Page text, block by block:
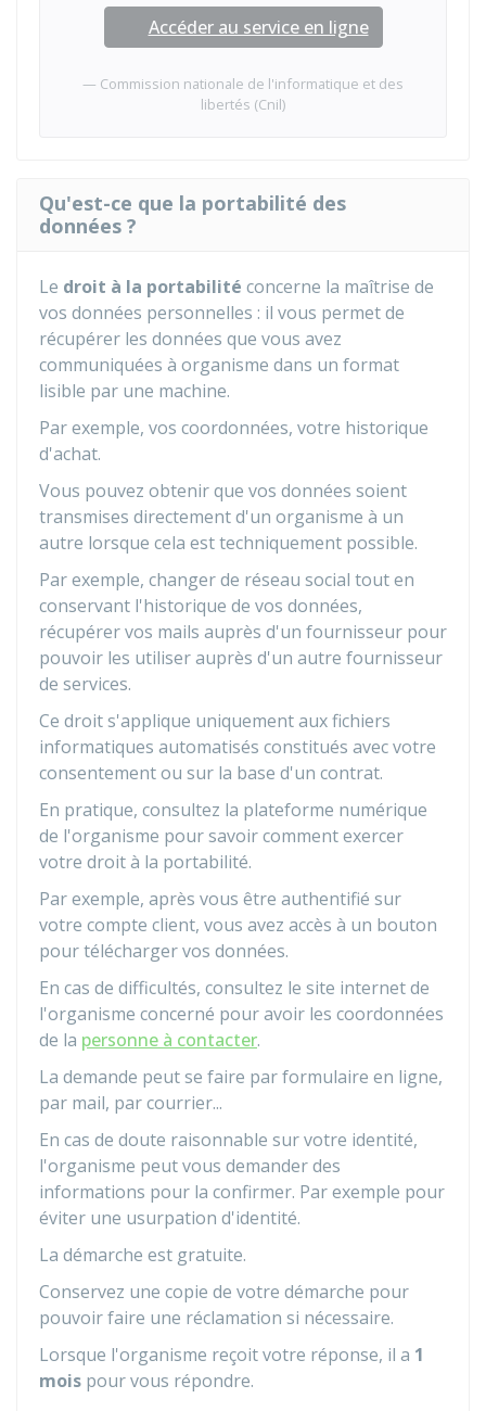
Accéder au service en ligne
Commission nationale de l'informatique et des
libertés (Cnil)
Qu'est-ce que la portabilité des
données ?
Le droit à la portabilité concerne la maîtrise de
vos données personnelles : il vous permet de
récupérer les données que vous avez
communiquées à organisme dans un format
lisible par une machine.
Par exemple, vos coordonnées, votre historique
d'achat.
Vous pouvez obtenir que vos données soient
transmises directement d'un organisme à un
autre lorsque cela est techniquement possible.
Par exemple, changer de réseau social tout en
conservant l'historique de vos données,
récupérer vos mails auprès d'un fournisseur pour
pouvoir les utiliser auprès d'un autre fournisseur
de services.
Ce droit s'applique uniquement aux fichiers
informatiques automatisés constitués avec votre
consentement ou sur la base d'un contrat.
En pratique, consultez la plateforme numérique
de l'organisme pour savoir comment exercer
votre droit à la portabilité.
Par exemple, après vous être authentifié sur
votre compte client, vous avez accès à un bouton
pour télécharger vos données.
En cas de difficultés, consultez le site internet de
l'organisme concerné pour avoir les coordonnées
de la personne à contacter.
La demande peut se faire par formulaire en ligne,
par mail, par courrier...
En cas de doute raisonnable sur votre identité,
l'organisme peut vous demander des
informations pour la confirmer. Par exemple pour
éviter une usurpation d'identité.
La démarche est gratuite.
Conservez une copie de votre démarche pour
pouvoir faire une réclamation si nécessaire.
Lorsque l'organisme reçoit votre réponse, il a 1
mois pour vous répondre.